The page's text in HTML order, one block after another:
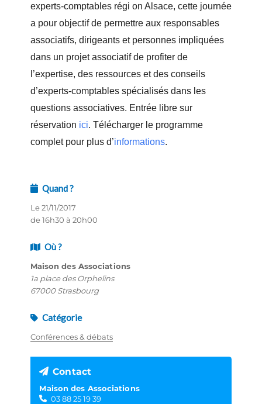
experts-comptables régi on Alsace, cette journée
a pour objectif de permettre aux responsables
associatifs, dirigeants et personnes impliquées
dans un projet associatif de profiter de
l’expertise, des ressources et des conseils
d’experts-comptables spécialisés dans les
questions associatives. Entrée libre sur
réservation ici. Télécharger le programme
complet pour plus d’informations.
Quand ?
Le 21/11/2017
de 16h30 à 20h00
Où ?
Maison des Associations
1a place des Orphelins
67000 Strasbourg
Catégorie
Conférences & débats
Contact
Maison des Associations
03 88 25 19 39